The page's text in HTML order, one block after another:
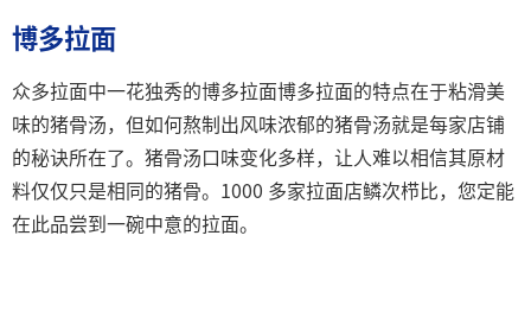
博多拉面
众多拉面中一花独秀的博多拉面博多拉面的特点在于粘滑美
味的猪骨汤，但如何熬制出风味浓郁的猪骨汤就是每家店铺
的秘诀所在了。猪骨汤口味变化多样，让人难以相信其原材
料仅仅只是相同的猪骨。1000 多家拉面店鳞次栉比，您定能
在此品尝到一碗中意的拉面。